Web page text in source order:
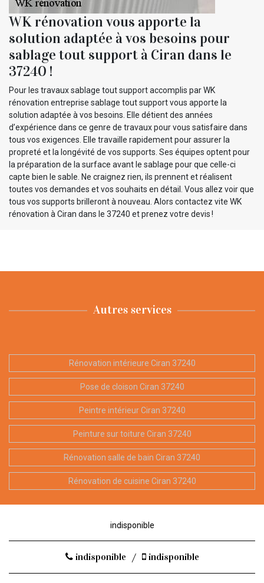
WK rénovation vous apporte la
solution adaptée à vos besoins pour
sablage tout support à Ciran dans le
37240 !
Pour les travaux sablage tout support accomplis par WK
rénovation entreprise sablage tout support vous apporte la
solution adaptée à vos besoins. Elle détient des années
d’expérience dans ce genre de travaux pour vous satisfaire dans
tous vos exigences. Elle travaille rapidement pour assurer la
propreté et la longévité de vos supports. Ses équipes optent pour
la préparation de la surface avant le sablage pour que celle-ci
capte bien le sable. Ne craignez rien, ils prennent et réalisent
toutes vos demandes et vos souhaits en détail. Vous allez voir que
tous vos supports brilleront à nouveau. Alors contactez vite WK
rénovation à Ciran dans le 37240 et prenez votre devis !
Autres services
Rénovation intérieure Ciran 37240
Pose de cloison Ciran 37240
Peintre intérieur Ciran 37240
Peinture sur toiture Ciran 37240
Rénovation salle de bain Ciran 37240
Rénovation de cuisine Ciran 37240
indisponible
indisponible / indisponible